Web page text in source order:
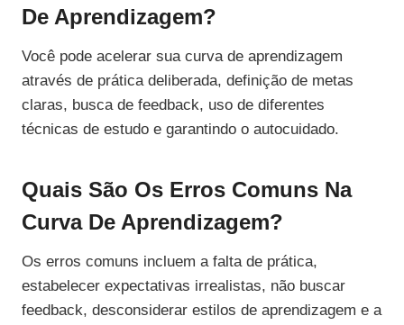
De Aprendizagem?
Você pode acelerar sua curva de aprendizagem
através de prática deliberada, definição de metas
claras, busca de feedback, uso de diferentes
técnicas de estudo e garantindo o autocuidado.
Quais São Os Erros Comuns Na
Curva De Aprendizagem?
Os erros comuns incluem a falta de prática,
estabelecer expectativas irrealistas, não buscar
feedback, desconsiderar estilos de aprendizagem e a